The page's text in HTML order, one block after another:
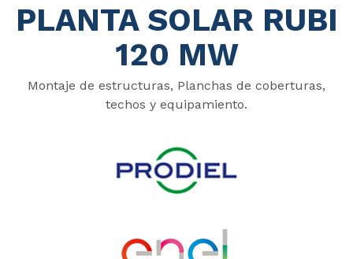
PLANTA SOLAR RUBI
120 MW
Montaje de estructuras, Planchas de coberturas,
techos y equipamiento.